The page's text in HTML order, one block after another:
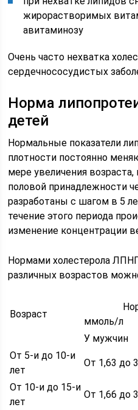
жирорастворимых
авитаминозу
Очень часто нехватка
сердечнососудистых
Норма
детей
Нормальные показатели
плотности постоянно
мере увеличения возраста,
половой принадлежности
разработаны с шагом в 5
течение этого периода
изменение концентрации
Нормами холестерола
различных возрастов
Возраст
ммоль/л
У мужчин
От 5-и до 10-и
лет
От 1,63 до
От 10-и до 15-и
лет
От 1,66 до